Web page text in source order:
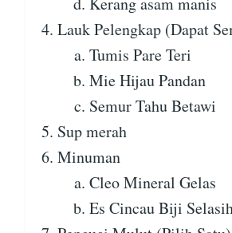
Lauk Pelengkap (Dapat
Tumis Pare Teri
Mie Hijau Pandan
Semur Tahu Betawi
Sup merah
Minuman
Cleo Mineral Gelas
Es Cincau Biji